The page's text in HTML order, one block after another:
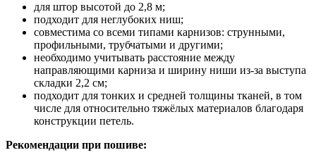
для штор высотой до 2,8 м;
подходит для неглубоких ниш;
совместима со всеми типами карнизов: струнными,
профильными, трубчатыми и другими;
необходимо учитывать расстояние между
направляющими карниза и ширину ниши из-за выступа
складки 2,2 см;
подходит для тонких и средней толщины тканей, в том
числе для относительно тяжёлых материалов благодаря
конструкции петель.
Рекомендации при пошиве: